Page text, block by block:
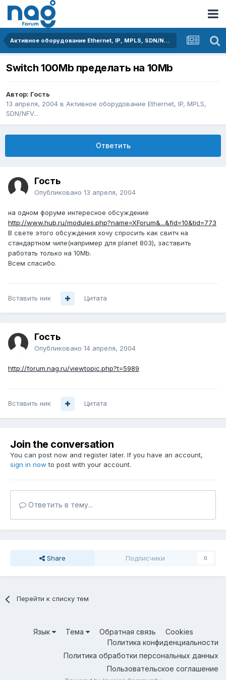
Активное оборудование Ethernet, IP, MPLS, SDN/NFV...
Switch 100Mb пределать на 10Mb
Автор: Гость
13 апреля, 2004 в Активное оборудование Ethernet, IP, MPLS,
SDN/NFV...
Ответить
Гость
Опубликовано 13 апреля, 2004
на одном форуме интересное обсуждение
http://www.hub.ru/modules.php?name=XForum&...&fid=10&tid=773
В свете этого обсуждения хочу спросить как свитч на
стандартном чипе(например для planet 803), заставить
работать только на 10Mb.
Всем спасибо.
Вставить ник Цитата
Гость
Опубликовано 14 апреля, 2004
http://forum.nag.ru/viewtopic.php?t=5989
Вставить ник Цитата
Join the conversation
You can post now and register later. If you have an account,
sign in now to post with your account.
Ответить в тему...
Share Подписчики 0
Перейти к списку тем
Язык Тема Обратная связь
Cookies
Политика конфиденциальности
Политика обработки персональных данных
Пользовательское соглашение